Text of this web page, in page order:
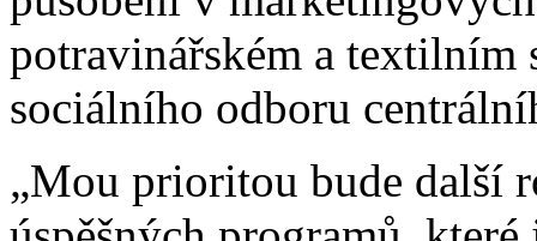
potravinářském a textilním
sociálního odboru
„Mou prioritou bude další